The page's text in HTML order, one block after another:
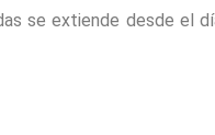
se extiende desde el